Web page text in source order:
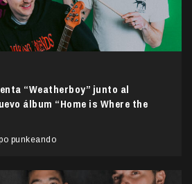
“Weatherboy” junto al
álbum “Home is Where the
punkeando